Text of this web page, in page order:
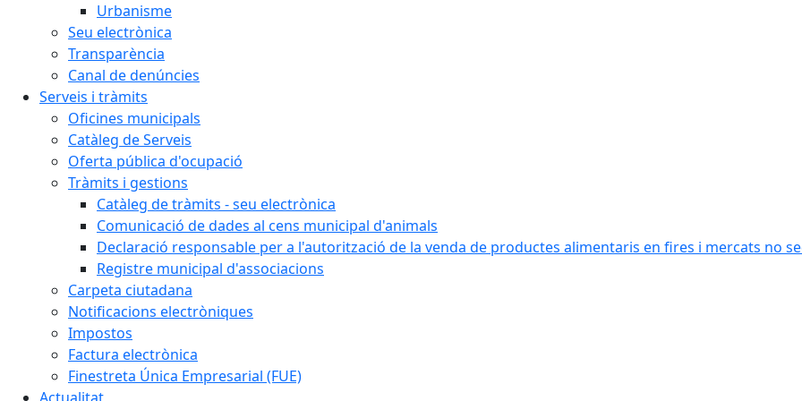
Urbanisme
Seu electrònica
Transparència
Canal de denúncies
Serveis i tràmits
Oficines municipals
Catàleg de Serveis
Oferta pública d'ocupació
Tràmits i gestions
Catàleg de tràmits - seu electrònica
Comunicació de dades al cens municipal d'animals
Declaració responsable per a l'autorització de la venda de productes alimentaris en fires i mercats no
Registre municipal d'associacions
Carpeta ciutadana
Notificacions electròniques
Impostos
Factura electrònica
Finestreta Única Empresarial (FUE)